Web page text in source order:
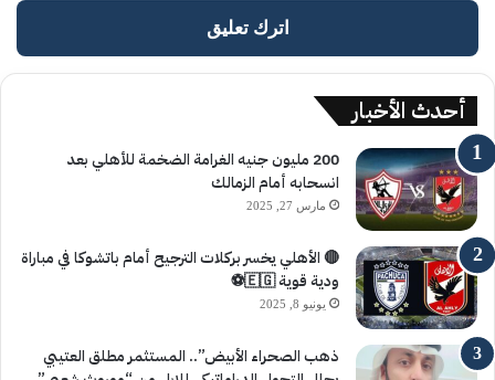
اترك تعليق
أحدث الأخبار
200 مليون جنيه الغرامة الضخمة للأهلي بعد
انسحابه أمام الزمالك
مارس 27, 2025
🔴 الأهلي يخسر بركلات الترجيح أمام باتشوكا في مباراة
ودية قوية 🇪🇬⚽️
يونيو 8, 2025
ذهب الصحراء الأبيض”.. المستثمر مطلق العتيبي